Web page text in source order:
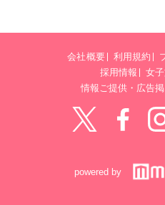
会社概要 利用規約
採用情報
女
情報ご提供・広告
powered by